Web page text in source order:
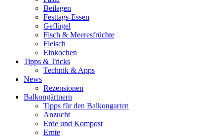
Beilagen
Festtags-Essen
Geflügel
Fisch & Meeresfrüchte
Fleisch
Einkochen
Tipps & Tricks
Technik & Apps
News
Rezensionen
Balkongärtnern
Tipps für den Balkongarten
Anzucht
Erde und Kompost
Ernte